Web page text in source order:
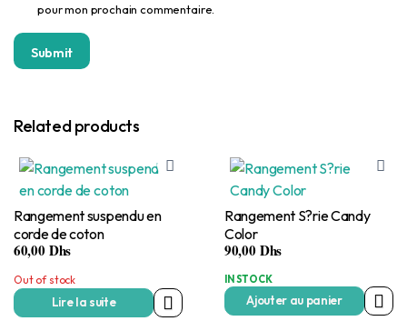
pour mon prochain commentaire.
Related products
Rangement suspendu en
corde de coton
60,00Dhs
Out of stock
Lire la suite
Rangement S?rie Candy
Color
90,00Dhs
IN STOCK
Ajouter au panier